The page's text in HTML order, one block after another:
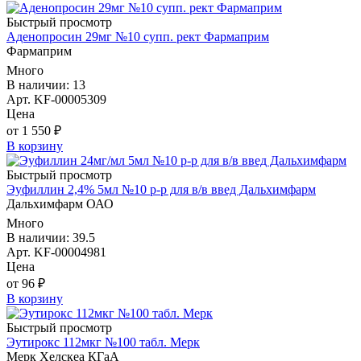
Быстрый просмотр
Аденопросин 29мг №10 супп. рект Фармаприм
Фармаприм
Много
В наличии: 13
Арт. KF-00005309
Цена
от 1 550 ₽
В корзину
Быстрый просмотр
Эуфиллин 2,4% 5мл №10 р-р для в/в введ Дальхимфарм
Дальхимфарм ОАО
Много
В наличии: 39.5
Арт. KF-00004981
Цена
от 96 ₽
В корзину
Быстрый просмотр
Эутирокс 112мкг №100 табл. Мерк
Мерк Хелскеа КГаА